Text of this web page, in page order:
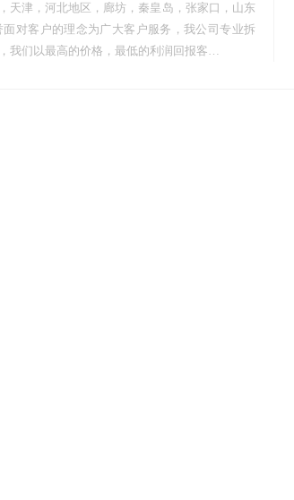
天津，河北地区，廊坊，秦皇岛，张家口，山东
对客户的理念为广大客户服务，我公司专业拆
我们以最高的价格，最低的利润回报客…